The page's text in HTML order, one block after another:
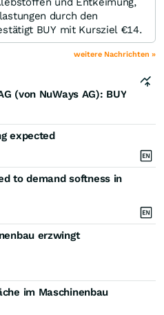
durch den
BUY mit Kursziel €14.
weitere Nachrichten »
(von NuWays AG): BUY
expected
to demand softness in
erzwingt
im Maschinenbau